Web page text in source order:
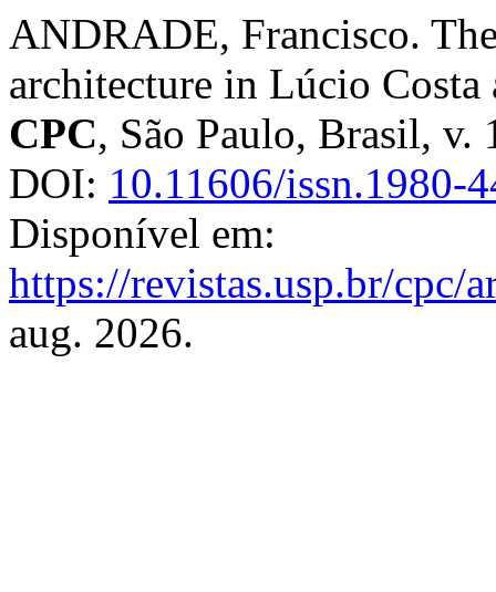
ANDRADE, Francisco.
architecture in Lúcio
CPC, São Paulo, Brasil, v.
DOI: 10.11606/issn.1980-
Disponível em:
https://revistas.usp.br/cpc/
aug. 2026.